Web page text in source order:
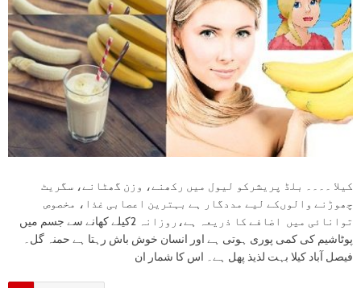
کیلا ۔۔۔۔ بلڈ پریشرکو لیول میں رکھنے، وزن گھٹانے، سگریٹ
چھوڑنے والوں‌کے لیے مددگار ہے بہترین اعصابی غذا، مخصوص
توانائی میں اضافے کا ذریعہ ہے،روزانہ 2کیلے کھانے سے جسم میں
پوٹاشیم کی کمی پوری ہوتی ہے اور انسان خوش باش رہتا ہے حمنہ گل۔
فیصل آباد کیلا بہت لذیذ پھل ہے۔ اس کا شمار ان